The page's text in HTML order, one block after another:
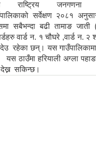
राष्ट्रिय
सर्वेक्षण २०८१
सबैभन्दा बढी तामाङ
वार्ड न. १ चौघरे ,वार्ड न.
रहेका छन्। यस
यस ठाउँमा हरियाली अग्ला
सकिन्छ।